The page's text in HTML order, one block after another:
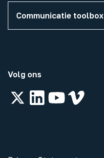
Communicatie toolbox
Volg ons